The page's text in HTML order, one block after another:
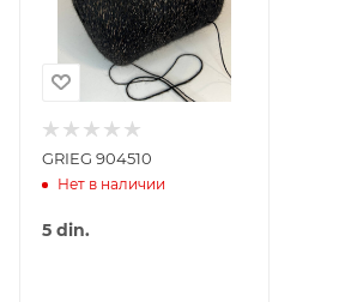
GRIEG 904510
Нет в наличии
5 din.